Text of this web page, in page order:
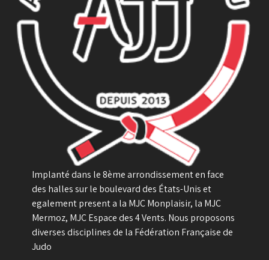
Implanté dans le 8ème arrondissement en face
des halles sur le boulevard des États-Unis et
egalement present a la MJC Monplaisir, la MJC
Mermoz, MJC Espace des 4 Vents. Nous proposons
diverses disciplines de la Fédération Française de
Judo